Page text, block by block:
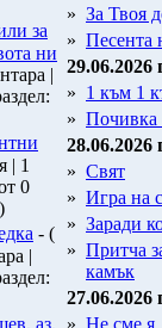
за
ни
|
| 1
0
)
- (
|
аз,
» За Твоя
» Песента
29.06.2026
» 1 към 1
» Почивка
28.06.2026
» Свят
» Игра на
» Заради
» Притча
камък
27.06.2026